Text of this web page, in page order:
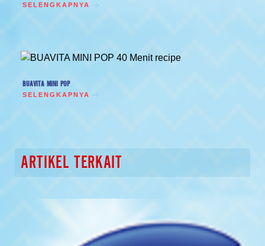
SELENGKAPNYA
BUAVITA MINI POP
SELENGKAPNYA
ARTIKEL TERKAIT